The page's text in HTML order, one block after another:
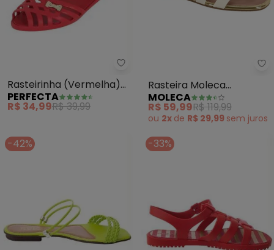
Perfecta - Rasteirinha
Rasteirinha (Vermelha)
com Detalhe de Laço
PERFECTA
R$ 34,99R$ 39,99
Rasteira Moleca
(Branca)
MOLECA
R$ 59,99R$ 119,99
ou 2x de R$ 29,99 sem juros
-42% -33%